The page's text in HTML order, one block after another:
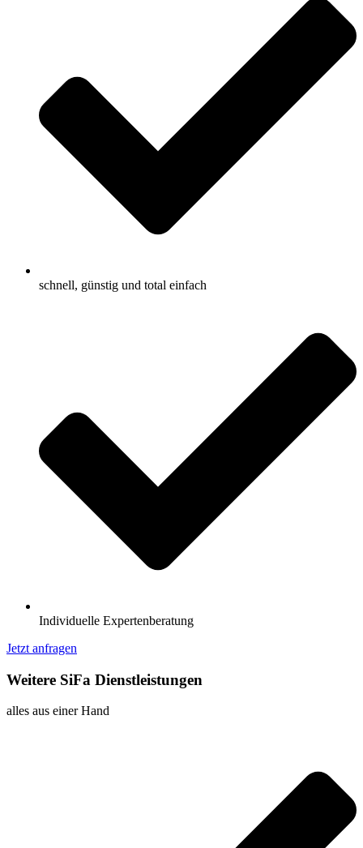
schnell, günstig und total einfach
Individuelle Expertenberatung
Jetzt anfragen
Weitere SiFa Dienstleistungen
alles aus einer Hand